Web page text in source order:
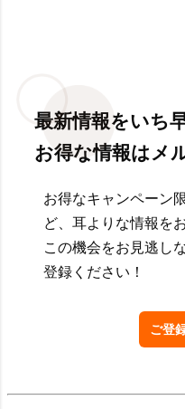
最新情報をいち
お得な情報はメ
お得なキャンペーン
ど、耳よりな情報を
この機会をお見逃し
登録ください！
ご登